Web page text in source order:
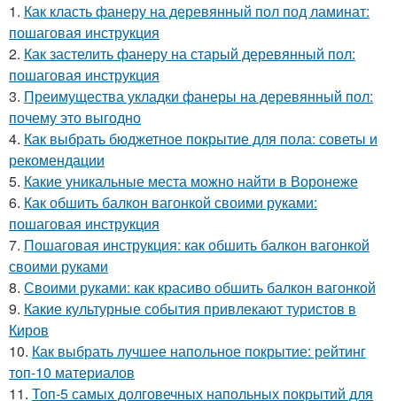
1. Как класть фанеру на деревянный пол под ламинат:
пошаговая инструкция
2. Как застелить фанеру на старый деревянный пол:
пошаговая инструкция
3. Преимущества укладки фанеры на деревянный пол:
почему это выгодно
4. Как выбрать бюджетное покрытие для пола: советы и
рекомендации
5. Какие уникальные места можно найти в Воронеже
6. Как обшить балкон вагонкой своими руками:
пошаговая инструкция
7. Пошаговая инструкция: как обшить балкон вагонкой
своими руками
8. Своими руками: как красиво обшить балкон вагонкой
9. Какие культурные события привлекают туристов в
Киров
10. Как выбрать лучшее напольное покрытие: рейтинг
топ-10 материалов
11. Топ-5 самых долговечных напольных покрытий для